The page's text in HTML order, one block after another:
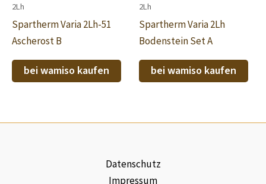
2Lh
Spartherm Varia 2Lh-51
Ascherost B
bei wamiso kaufen
2Lh
Spartherm Varia 2Lh
Bodenstein Set A
bei wamiso kaufen
Datenschutz
Impressum